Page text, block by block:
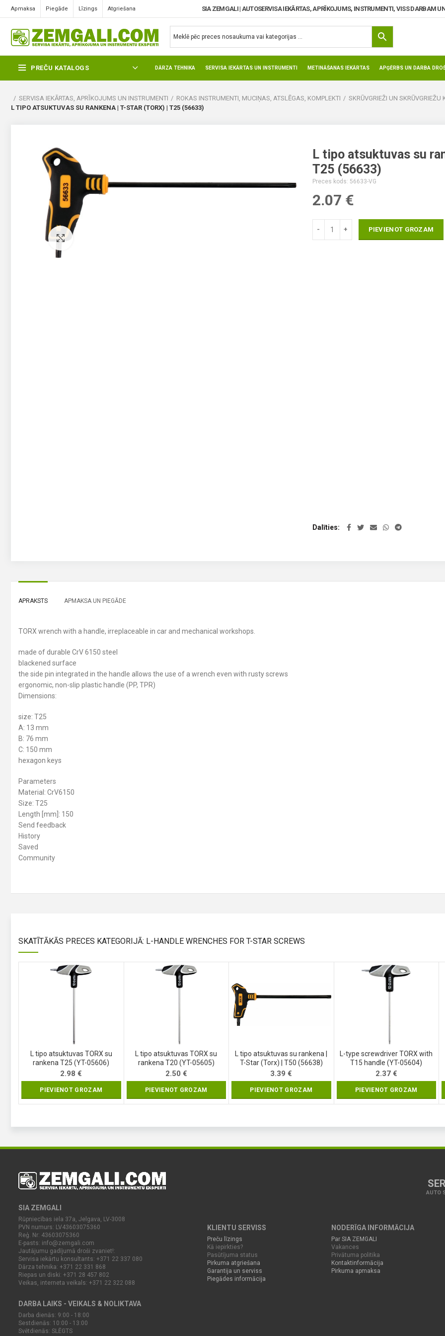
Apmaksa Piegāde Līzings Atgriešana SIA ZEMGALI | AUTOSERVISA IEKĀRTAS, APRĪKOJUMS, INSTRUMENTI, VISS DARBAM
PREČU KATALOGS DĀRZA TEHNIKA SERVISA IEKĀRTAS UN INSTRUMENTI METINĀŠANAS IEKĀRTAS APĢĒRBS UN DARBA
SERVISA IEKĀRTAS, APRĪKOJUMS UN INSTRUMENTI ROKAS INSTRUMENTI, MUCIŅAS, ATSLĒGAS, KOMPLEKTI SKRŪVGRIEŽI UN SKRŪVGRIEŽU
L TIPO ATSUKTUVAS SU RANKENA | T-STAR (TORX) | T25 (56633)
L tipo atsuktuvas su
T25 (56633)
Preces kods: 56633-VG
2.07 €
PIEVIENOT GROZAM
Dalīties
APRAKSTS APMAKSA UN PIEGĀDE
TORX wrench with a handle, irreplaceable in car and mechanical workshops.
made of durable CrV 6150 steel
blackened surface
the side pin integrated in the handle allows the use of a wrench even with rusty screws
ergonomic, non-slip plastic handle (PP, TPR)
Dimensions:
size: T25
A: 13 mm
B: 76 mm
C: 150 mm
hexagon keys
Parameters
Material: CrV6150
Size: T25
Length [mm]: 150
Send feedback
History
Saved
Community
SKATĪTĀKĀS PRECES KATEGORIJĀ: L-HANDLE WRENCHES FOR T-STAR SCREWS
L tipo atsuktuvas TORX su
rankena T25 (YT-05606)
2.98€
PIEVIENOT GROZAM
L tipo atsuktuvas TORX su
rankena T20 (YT-05605)
2.50 €
PIEVIENOT GROZAM
L tipo atsuktuvas su rankena |
T-Star (Torx) | T50 (56638)
3.39€
PIEVIENOT GROZAM
L-type screwdriver TORX with
T15 handle (YT-05604)
2.37 €
PIEVIENOT GROZAM
SIA ZEMGALI
Rūpniecības iela 37a, Jelgava, LV-3008
PVN numurs: LV43603075360
Reģ. Nr: 43603075360
E-pasts: info@zemgali.com
Jautājumu gadījumā droši zvaniet!:
Servisa iekārtu konsultants: +371 22 337 080
Dārza tehnika: +371 22 331 868
Riepas un diski: +371 28 457 802
Veikas, interneta veikals: +371 22 322 088
DARBA LAIKS - VEIKALS & NOLIKTAVA
Darba dienās: 9:00 - 18:00
Sestdienās: 10:00 - 13:00
Svētdienās: SLĒGTS
AUTO
KLIENTU SERVISS
Preču līzings
Kā iepirkties?
Pasūtījuma status
Pirkuma atgriešana
Garantija un serviss
Piegādes informācija
NODERĪGA INFORMĀCIJA
Par SIA ZEMGALI
Vakances
Privātuma politika
Kontaktinformācija
Pirkuma apmaksa